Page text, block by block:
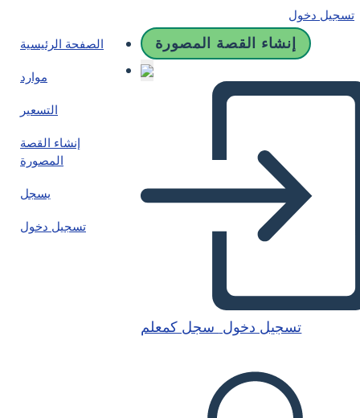
تسجيل دخول
الصفحة الرئيسية
موارد
التسعير
إنشاء القصة
المصورة
يسجل
تسجيل دخول
إنشاء القصة المصورة
تسجيل دخول سجل كمعلم